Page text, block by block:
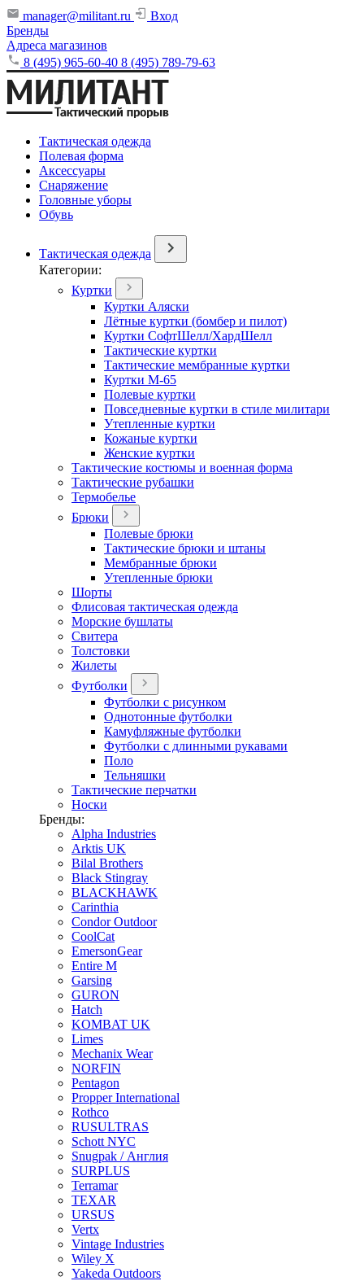
manager@militant.ru
Вход
Бренды
Адреса магазинов
8 (495) 965-60-40 8 (495) 789-79-63
Тактическая одежда
Полевая форма
Аксессуары
Снаряжение
Головные уборы
Обувь
Тактическая одежда
Категории:
Куртки
Куртки Аляски
Лётные куртки (бомбер и пилот)
Куртки СофтШелл/ХардШелл
Тактические куртки
Тактические мембранные куртки
Куртки М-65
Полевые куртки
Повседневные куртки в стиле милитари
Утепленные куртки
Кожаные куртки
Женские куртки
Тактические костюмы и военная форма
Тактические рубашки
Термобелье
Брюки
Полевые брюки
Тактические брюки и штаны
Мембранные брюки
Утепленные брюки
Шорты
Флисовая тактическая одежда
Морские бушлаты
Свитера
Толстовки
Жилеты
Футболки
Футболки с рисунком
Однотонные футболки
Камуфляжные футболки
Футболки с длинными рукавами
Поло
Тельняшки
Тактические перчатки
Носки
Бренды:
Alpha Industries
Arktis UK
Bilal Brothers
Black Stingray
BLACKHAWK
Carinthia
Condor Outdoor
CoolCat
EmersonGear
Entire M
Garsing
GURON
Hatch
KOMBAT UK
Limes
Mechanix Wear
NORFIN
Pentagon
Propper International
Rothco
RUSULTRAS
Schott NYC
Snugpak / Англия
SURPLUS
Terramar
TEXAR
URSUS
Vertx
Vintage Industries
Wiley X
Yakeda Outdoors